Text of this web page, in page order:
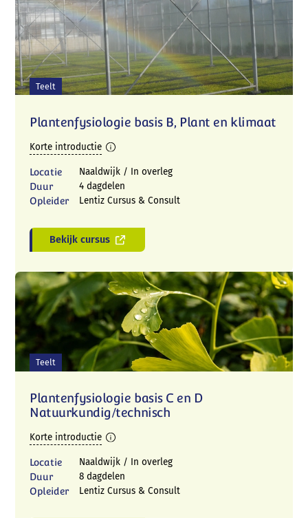
Teelt
Plantenfysiologie basis B, Plant en klimaat
Korte introductie
Locatie
Naaldwijk / In overleg
Duur
4 dagdelen
Opleider
Lentiz Cursus & Consult
Bekijk cursus
Teelt
Plantenfysiologie basis C en D
Natuurkundig/technisch
Korte introductie
Locatie
Naaldwijk / In overleg
Duur
8 dagdelen
Opleider
Lentiz Cursus & Consult